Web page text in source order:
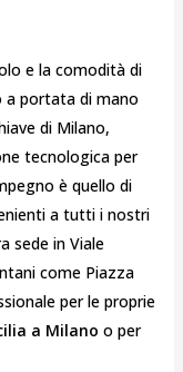
e la comodità di
a portata di mano
di Milano,
tecnologica per
è quello di
a tutti i nostri
sede in Viale
come Piazza
per le proprie
a Milano o per